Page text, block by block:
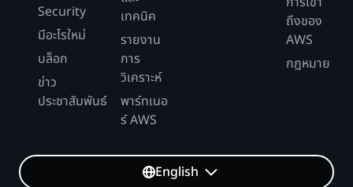
Security
มีอะไรใหม่
บล็อก
ข่าว
ประชาสัมพันธ์
เทคนิค
รายงาน
การ
วิเคราะห์
พาร์ทเนอ
ร์ AWS
ถึงของ
AWS
กฎหมาย
English